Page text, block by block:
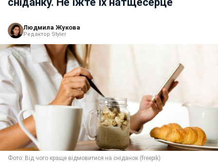
Людмила Жукова
Редактор Styler
Фото: Від чого краще відмовитися на сніданок (freepik)